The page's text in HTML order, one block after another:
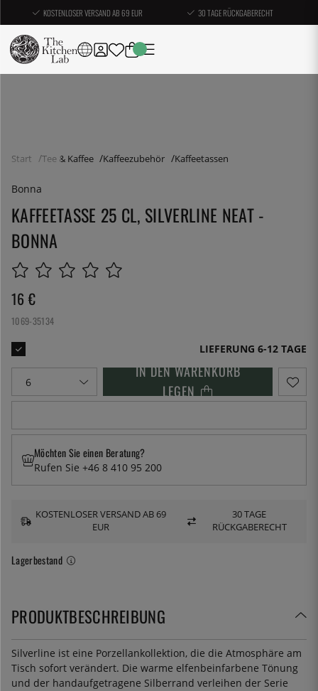
KOSTENLOSER VERSAND AB 69 EUR 30 TAGE RÜCKGABERECHT
Start Tee & Kaffee Kaffeezubehör Kaffeetassen
Bonna
KAFFEETASSE 25 CL, SILVERLINE NEAT -
BONNA
16 €
1069-35134
LIEFERUNG 6-12 TAGE
IN DEN WARENKORB
LEGEN
Lagerbestand
Möchten Sie einen Beratung?
Rufen Sie +46 8 410 95 200
KOSTENLOSER VERSAND AB 69
EUR
30 TAGE
RÜCKGABERECHT
PRODUKTBESCHREIBUNG
Silverline ist eine Porzellankollektion, die die Atmosphäre am
Tisch sofort verändert. Die warme elfenbeinfarbene Tönung
und der handaufgetragene Silberrand verleihen der Serie